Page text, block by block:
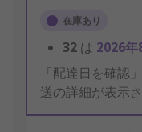
在庫あり
32 は 2026年
「配達日を確認
送の詳細が表示さ